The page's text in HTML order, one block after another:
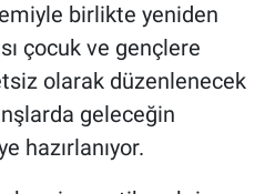
birlikte yeniden
çocuk ve gençlere
olarak düzenlenecek
geleceğin
hazırlanıyor.